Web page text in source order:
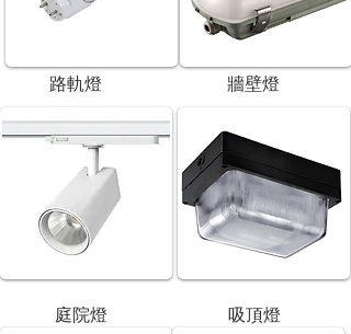
路軌燈 牆壁燈
庭院燈 吸頂燈